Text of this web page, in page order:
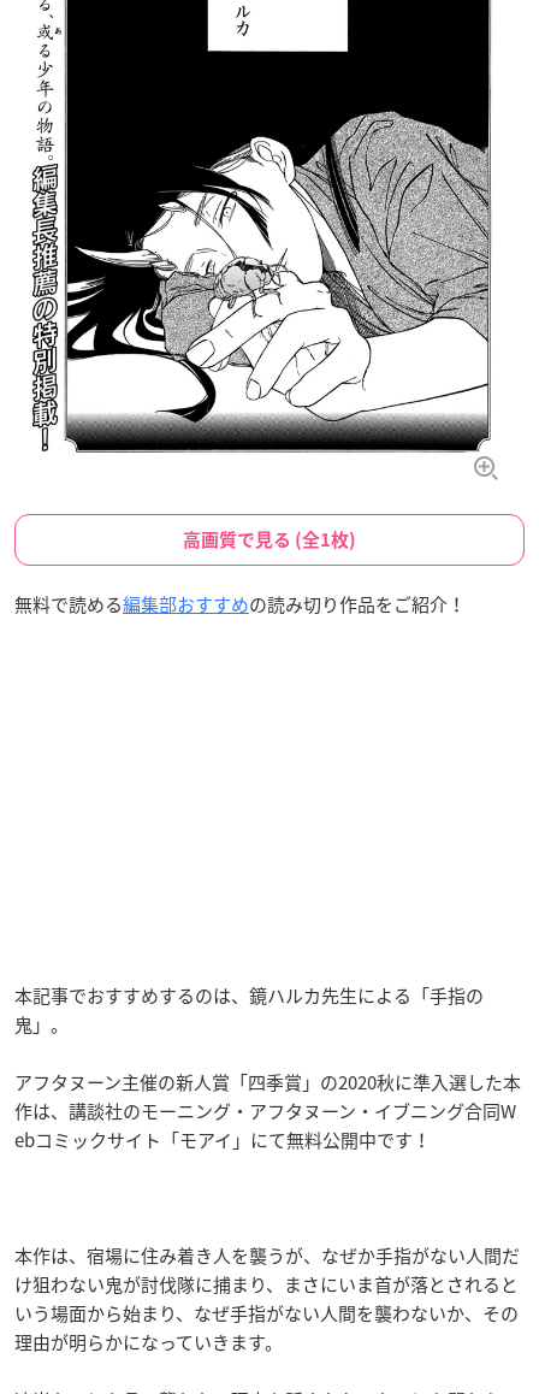
高画質で見る (全1枚)
無料で読める編集部おすすめの読み切り作品をご紹介！
本記事でおすすめするのは、鏡ハルカ先生による「手指の
鬼」。
アフタヌーン主催の新人賞「四季賞」の2020秋に準入選した本
作は、講談社のモーニング・アフタヌーン・イブニング合同W
ebコミックサイト「モアイ」にて無料公開中です！
本作は、宿場に住み着き人を襲うが、なぜか手指がない人間だ
け狙わない鬼が討伐隊に捕まり、まさにいま首が落とされると
いう場面から始まり、なぜ手指がない人間を襲わないか、その
理由が明らかになっていきます。